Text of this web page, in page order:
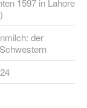
1597 in Lahore
der